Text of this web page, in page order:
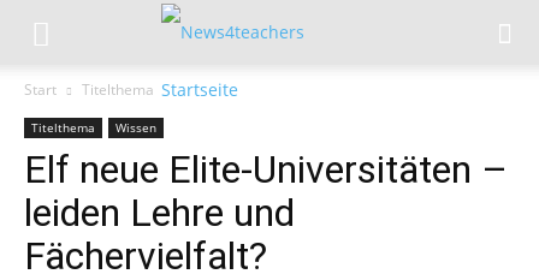
Start Titelthema
Titelthema Wissen
Elf neue Elite-Universitäten –
leiden Lehre und
Fächervielfalt?